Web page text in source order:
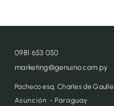
0981 653 050
marketing@genuino.com.py
Pacheco esq. Charles de Gaulle
Asunción - Paraguay